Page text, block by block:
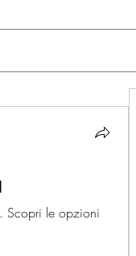
Scopri le opzioni